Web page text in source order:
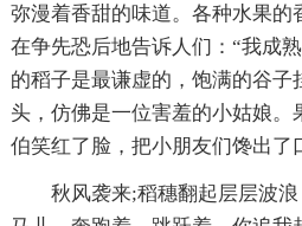
弥漫着香甜的味道。各种水果的
在争先恐后地告诉人们：“我成
的稻子是最谦虚的，饱满的谷子
头，仿佛是一位害羞的小姑娘。
伯笑红了脸，把小朋友们馋出了
秋风袭来;稻穗翻起层层波